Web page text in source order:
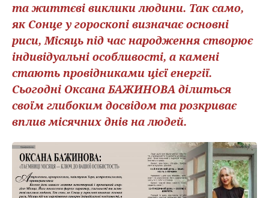
та життєві виклики людини. Так само,
як Сонце у гороскопі визначає основні
риси, Місяць під час народження створює
індивідуальні особливості, а камені
стають провідниками цієї енергії.
Сьогодні Оксана БАЖИНОВА ділиться
своїм глибоким досвідом та розкриває
вплив місячних днів на людей.